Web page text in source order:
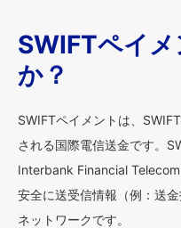
SWIFTペイ
か？
SWIFTペイメントは、
される国際電信送金です。
Interbank Financial
安全に送受信情報（例：送
ネットワークです。